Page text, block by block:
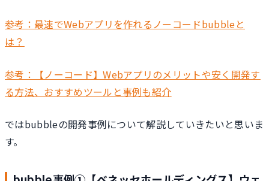
参考：最速でWebアプリを作れるノーコードbubbleと
は？
参考：【ノーコード】Webアプリのメリットや安く開発す
る方法、おすすめツールと事例も紹介
ではbubbleの開発事例について解説していきたいと思いま
す。